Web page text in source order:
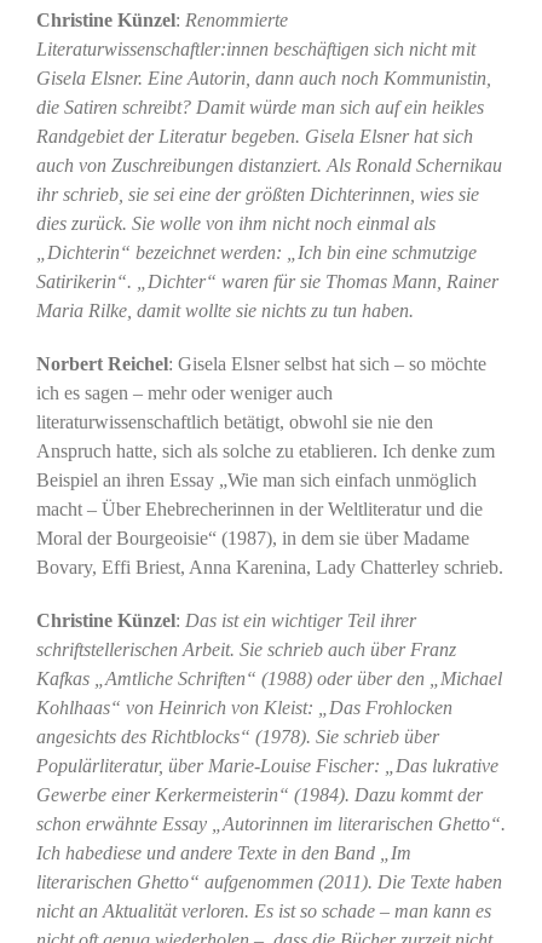
Christine Künzel: Renommierte
Literaturwissenschaftler:innen beschäftigen sich nicht mit
Gisela Elsner. Eine Autorin, dann auch noch Kommunistin,
die Satiren schreibt? Damit würde man sich auf ein heikles
Randgebiet der Literatur begeben. Gisela Elsner hat sich
auch von Zuschreibungen distanziert. Als Ronald Schernikau
ihr schrieb, sie sei eine der größten Dichterinnen, wies sie
dies zurück. Sie wolle von ihm nicht noch einmal als
„Dichterin“ bezeichnet werden: „Ich bin eine schmutzige
Satirikerin“. „Dichter“ waren für sie Thomas Mann, Rainer
Maria Rilke, damit wollte sie nichts zu tun haben.
Norbert Reichel: Gisela Elsner selbst hat sich – so möchte
ich es sagen – mehr oder weniger auch
literaturwissenschaftlich betätigt, obwohl sie nie den
Anspruch hatte, sich als solche zu etablieren. Ich denke zum
Beispiel an ihren Essay „Wie man sich einfach unmöglich
macht – Über Ehebrecherinnen in der Weltliteratur und die
Moral der Bourgeoisie“ (1987), in dem sie über Madame
Bovary, Effi Briest, Anna Karenina, Lady Chatterley schrieb.
Christine Künzel: Das ist ein wichtiger Teil ihrer
schriftstellerischen Arbeit. Sie schrieb auch über Franz
Kafkas „Amtliche Schriften“ (1988) oder über den „Michael
Kohlhaas“ von Heinrich von Kleist: „Das Frohlocken
angesichts des Richtblocks“ (1978). Sie schrieb über
Populärliteratur, über Marie-Louise Fischer: „Das lukrative
Gewerbe einer Kerkermeisterin“ (1984). Dazu kommt der
schon erwähnte Essay „Autorinnen im literarischen Ghetto“.
Ich habediese und andere Texte in den Band „Im
literarischen Ghetto“ aufgenommen (2011). Die Texte haben
nicht an Aktualität verloren. Es ist so schade – man kann es